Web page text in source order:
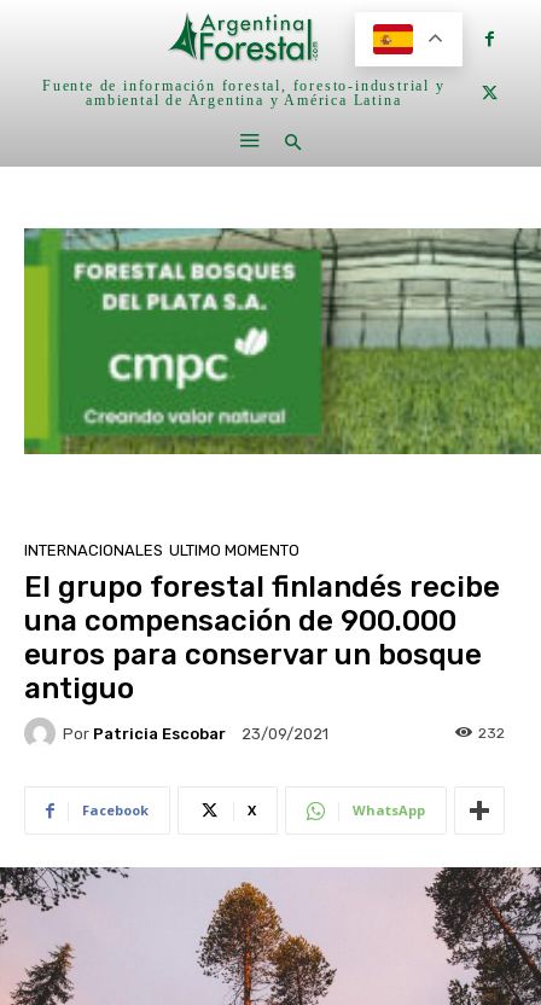
Fuente de información forestal, foresto-industrial y
ambiental de Argentina y América Latina
INTERNACIONALES ULTIMO MOMENTO
El grupo forestal finlandés recibe
una compensación de 900.000
euros para conservar un bosque
antiguo
Por Patricia Escobar 23/09/2021 232
Facebook X WhatsApp